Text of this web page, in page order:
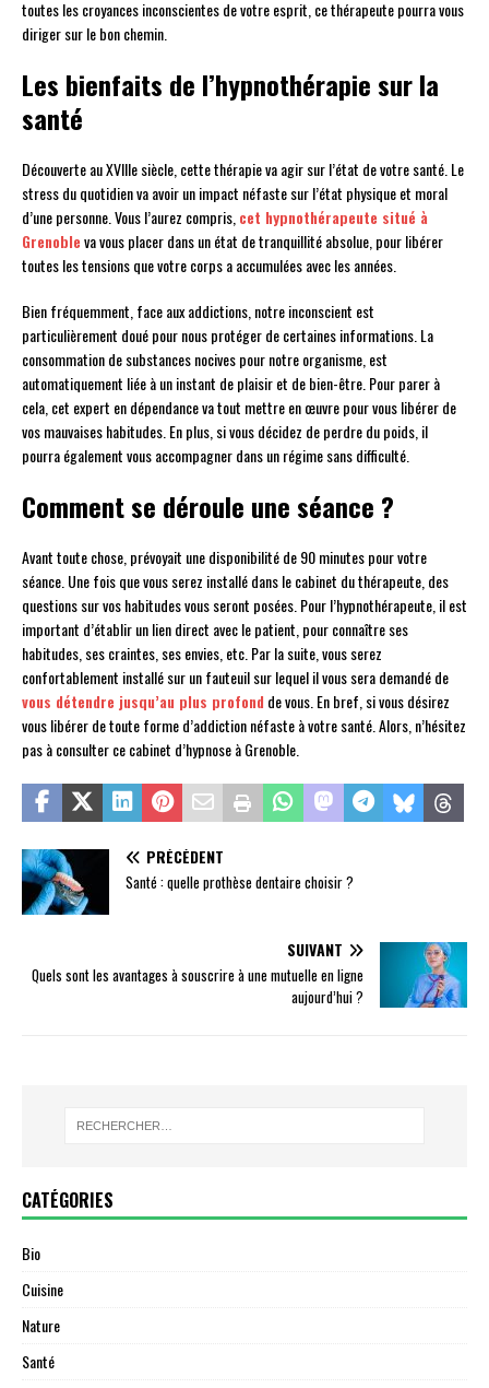
toutes les croyances inconscientes de votre esprit, ce thérapeute pourra vous
diriger sur le bon chemin.
Les bienfaits de l’hypnothérapie sur la
santé
Découverte au XVIIIe siècle, cette thérapie va agir sur l’état de votre santé. Le
stress du quotidien va avoir un impact néfaste sur l’état physique et moral
d’une personne. Vous l’aurez compris, cet hypnothérapeute situé à
Grenobleva vous placer dans un état de tranquillité absolue, pour libérer
toutes les tensions que votre corps a accumulées avec les années.
Bien fréquemment, face aux addictions, notre inconscient est
particulièrement doué pour nous protéger de certaines informations. La
consommation de substances nocives pour notre organisme, est
automatiquement liée à un instant de plaisir et de bien-être. Pour parer à
cela, cet expert en dépendance va tout mettre en œuvre pour vous libérer de
vos mauvaises habitudes. En plus, si vous décidez de perdre du poids, il
pourra également vous accompagner dans un régime sans difficulté.
Comment se déroule une séance ?
Avant toute chose, prévoyait une disponibilité de 90 minutes pour votre
séance. Une fois que vous serez installé dans le cabinet du thérapeute, des
questions sur vos habitudes vous seront posées. Pour l’hypnothérapeute, il est
important d’établir un lien direct avec le patient, pour connaître ses
habitudes, ses craintes, ses envies, etc. Par la suite, vous serez
confortablement installé sur un fauteuil sur lequel il vous sera demandé de
vous détendre jusqu’au plus profond de vous. En bref, si vous désirez
vous libérer de toute forme d’addiction néfaste à votre santé. Alors, n’hésitez
pas à consulter ce cabinet d’hypnose à Grenoble.
PRÉCÉDENT
Santé : quelle prothèse dentaire choisir ?
SUIVANT
Quels sont les avantages à souscrire à une mutuelle en ligne
aujourd’hui ?
CATÉGORIES
Bio
Cuisine
Nature
Santé